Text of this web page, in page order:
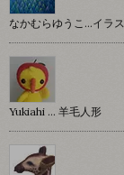
なかむらゆうこ…イラ
Yukiahi … 羊毛人形